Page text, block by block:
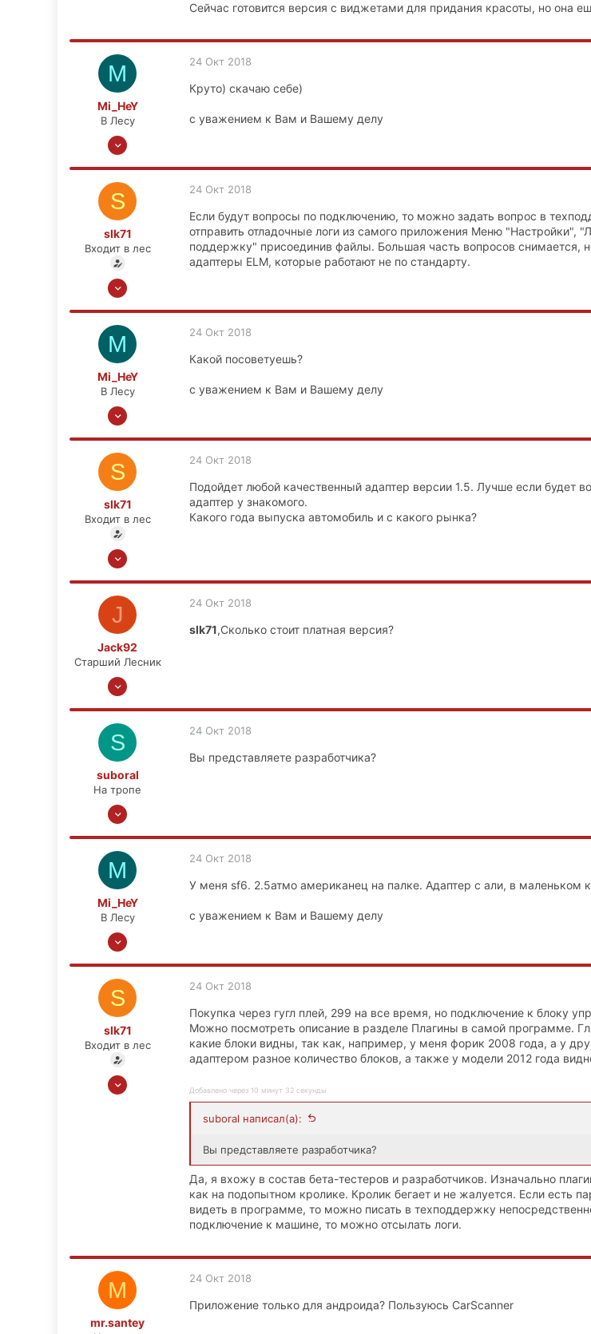
0
Москва
Сейчас готовится версия с виджетами для придания красоты, но она
M
Mi_HeY
В Лесу
22 Апр 2011
24 Окт 2018
Круто) скачаю себе)
с уважением к Вам и Вашему делу
S
slk71
Входит в лес
24 Окт 2018
Москва
24 Окт 2018
Если будут вопросы по подключению, то можно задать вопрос в
отправить отладочные логи из самого приложения Меню "Настройки",
поддержку" присоединив файлы. Большая часть вопросов снимается,
адаптеры ELM, которые работают не по стандарту.
M
Mi_HeY
В Лесу
22 Апр 2011
24 Окт 2018
Какой посоветуешь?
с уважением к Вам и Вашему делу
S
slk71
Входит в лес
24 Окт 2018
Москва
24 Окт 2018
Подойдет любой качественный адаптер версии 1.5. Лучше если будет
адаптер у знакомого.
Какого года выпуска автомобиль и с какого рынка?
J
Jack92
Старший Лесник
22 Мар 2016
Москва,ЮВАО
24 Окт 2018
slk71,Сколько стоит платная версия?
S
suboral
На тропе
8 Июн 2013
24 Окт 2018
Вы представляете разработчика?
M
Mi_HeY
В Лесу
22 Апр 2011
24 Окт 2018
У меня sf6. 2.5атмо американец на палке. Адаптер с али, в маленьком
с уважением к Вам и Вашему делу
S
slk71
Входит в лес
24 Окт 2018
24 Окт 2018
Покупка через гугл плей, 299 на все время, но подключение к блоку
Можно посмотреть описание в разделе Плагины в самой программе.
какие блоки видны, так как, например, у меня форик 2008 года, а у
адаптером разное количество блоков, а также у модели 2012 года
Добавлено через 10 минут 32 секунды
suboral написал(а):
Вы представляете разработчика?
Да, я вхожу в состав бета-тестеров и разработчиков. Изначально
как на подопытном кролике. Кролик бегает и не жалуется. Если есть
видеть в программе, то можно писать в техподдержку
подключение к машине, то можно отсылать логи.
M
mr.santey
24 Окт 2018
Приложение только для андроида? Пользуюсь CarScanner